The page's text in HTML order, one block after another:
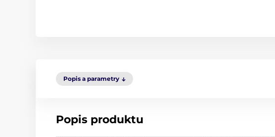
Popis a parametry
Popis produktu